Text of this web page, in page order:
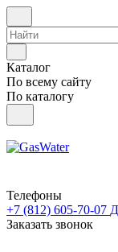
Каталог
По всему сайту
По каталогу
Телефоны
+7 (812) 605-70-07
Заказать звонок